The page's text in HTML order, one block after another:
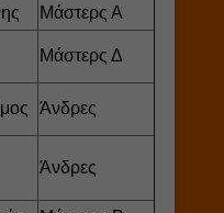
Μάστερς Α
Μάστερς Δ
Άνδρες
Άνδρες